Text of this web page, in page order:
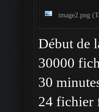
image2.png
Début de
30000
30
24 fichier